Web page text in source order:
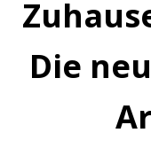
Die